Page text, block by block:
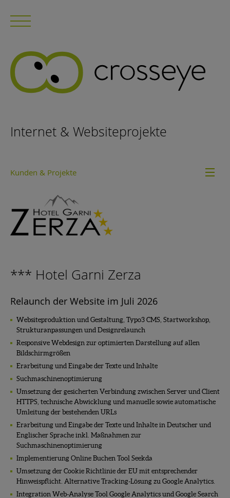
Internet & Websiteprojekte
Kunden & Projekte
*** Hotel Garni Zerza
Relaunch der Website im Juli 2026
Websiteproduktion und Gestaltung, Typo3 CMS, Startworkshop,
Strukturanpassungen und Designrelaunch
Responsive Webdesign zur optimierten Darstellung auf allen
Bildschirmgrößen
Erarbeitung und Eingabe der Texte und Inhalte
Suchmaschinenoptimierung
Umsetzung der gesicherten Verbindung zwischen Server und Client
HTTPS, technische Abwicklung und manuelle sowie automatische
Umleitung der bestehenden URLs
Erarbeitung und Eingabe der Texte und Inhalte in Deutscher und
Englischer Sprache inkl. Maßnahmen zur
Suchmaschinenoptimierung
Implementierung Online Buchen Tool Seekda
Umsetzung der Cookie Richtlinie der EU mit entsprechender
Hinweispflicht. Alternative Tracking-Lösung zu Google Analytics.
Integration Web-Analyse Tool Google Analytics und Google Search